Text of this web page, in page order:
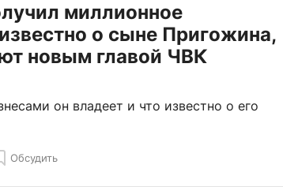
миллионное
о сыне Пригожина,
новым главой ЧВК
он владеет и что известно о его
Обсудить